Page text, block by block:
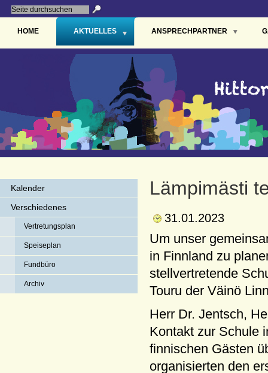
HOME AKTUELLES ANSPRECHPARTNER
Kalender
Verschiedenes
Vertretungsplan
Speiseplan
Fundbüro
Archiv
Lämpimästi
31.01.2023
Um unser
in Finnland zu
stellvertretende
Touru der Väinö
Herr Dr. Jentsch,
Kontakt zur Schule
finnischen Gästen
organisierten den